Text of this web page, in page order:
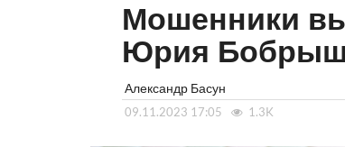
Мошенники
Юрия
Александр Басун
09.11.2023 17:05 1.3K